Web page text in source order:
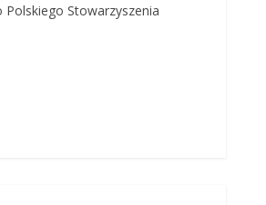
Polskiego Stowarzyszenia